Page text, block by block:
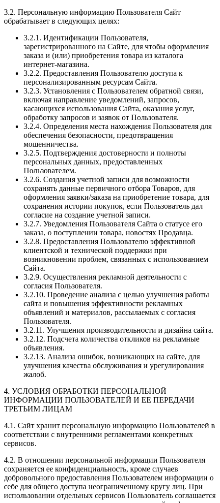
3.2. Персональную информацию Пользователя Сайт
обрабатывает в следующих целях:
3.2.1. Идентификации Пользователя,
зарегистрированного на Сайте, для чтобы оформления
заказа и (или) приобретения товара из каталога
интернет-магазина.
3.2.2. Предоставления Пользователю доступа к
персонализированным ресурсам Сайта.
3.2.3. Установления с Пользователем обратной связи,
включая направление уведомлений, запросов,
касающихся использования Сайта, оказания услуг,
обработку запросов и заявок от Пользователя.
3.2.4. Определения места нахождения Пользователя для
обеспечения безопасности, предотвращения
мошенничества.
3.2.5. Подтверждения достоверности и полноты
персональных данных, предоставленных
Пользователем.
3.2.6. Создания учетной записи для возможности
сохранять данные первичного отбора Товаров, для
оформления заявки/заказа на приобретение товара, для
сохранения истории покупок, если Пользователь дал
согласие на создание учетной записи.
3.2.7. Уведомления Пользователя Сайта о статусе его
заказа, о поступлении товара, новостях Продавца.
3.2.8. Предоставления Пользователю эффективной
клиентской и технической поддержки при
возникновении проблем, связанных с использованием
Сайта.
3.2.9. Осуществления рекламной деятельности с
согласия Пользователя.
3.2.10. Проведение анализа с целью улучшения работы
сайта и повышения эффективности рекламных
объявлений и материалов, рассылаемых с согласия
Пользователя.
3.2.11. Улучшения производительности и дизайна сайта.
3.2.12. Подсчета количества откликов на рекламные
объявления.
3.2.13. Анализа ошибок, возникающих на сайте, для
улучшения качества обслуживания и урегулирования
жалоб.
4. УСЛОВИЯ ОБРАБОТКИ ПЕРСОНАЛЬНОЙ
ИНФОРМАЦИИ ПОЛЬЗОВАТЕЛЕЙ И ЕЕ ПЕРЕДАЧИ
ТРЕТЬИМ ЛИЦАМ
4.1. Сайт хранит персональную информацию Пользователей в
соответствии с внутренними регламентами конкретных
сервисов.
4.2. В отношении персональной информации Пользователя
сохраняется ее конфиденциальность, кроме случаев
добровольного предоставления Пользователем информации о
себе для общего доступа неограниченному кругу лиц. При
использовании отдельных сервисов Пользователь соглашается